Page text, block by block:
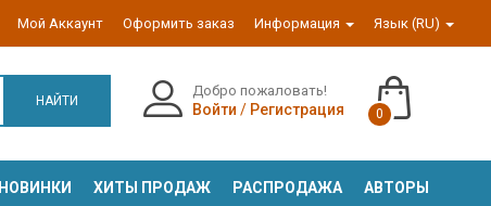
Мой Аккаунт Оформить заказ Информация Язык (RU)
НАЙТИ
Добро пожаловать!
Войти / Регистрация 0
НОВИНКИ ХИТЫ ПРОДАЖ РАСПРОДАЖА АВТОРЫ